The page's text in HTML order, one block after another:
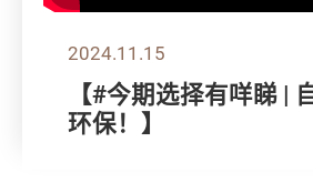
2024.11.15
【#今期选择有咩睇 |
环保！】